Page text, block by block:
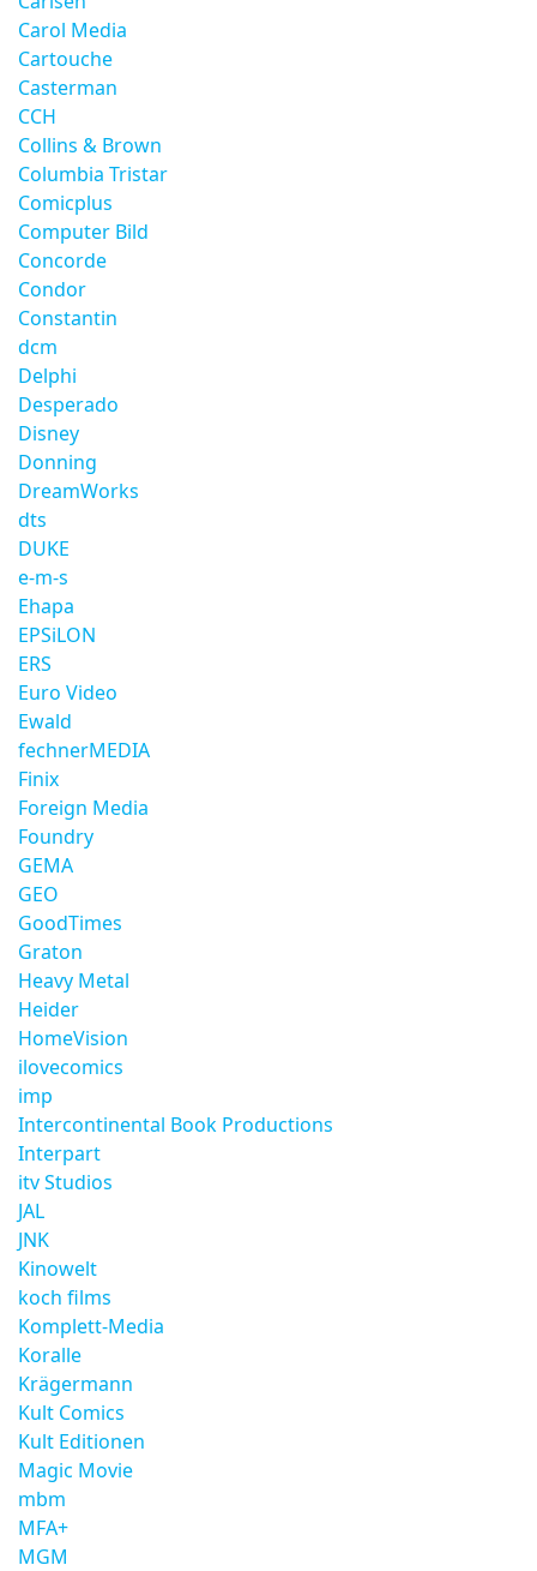
Carol Media
Cartouche
Casterman
CCH
Collins & Brown
Columbia Tristar
Comicplus
Computer Bild
Concorde
Condor
Constantin
dcm
Delphi
Desperado
Disney
Donning
DreamWorks
dts
DUKE
e-m-s
Ehapa
EPSiLON
ERS
Euro Video
Ewald
fechnerMEDIA
Finix
Foreign Media
Foundry
GEMA
GEO
GoodTimes
Graton
Heavy Metal
Heider
HomeVision
ilovecomics
imp
Intercontinental Book Productions
Interpart
itv Studios
JAL
JNK
Kinowelt
koch films
Komplett-Media
Koralle
Krägermann
Kult Comics
Kult Editionen
Magic Movie
mbm
MFA+
MGM